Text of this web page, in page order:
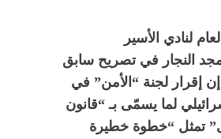
لنادي الأسير
النجار في تصريح سابق
إن إقرار لجنة “الأمن” في
لما يسمّى بـ “قانون
تمثل “خطوة خطيرة